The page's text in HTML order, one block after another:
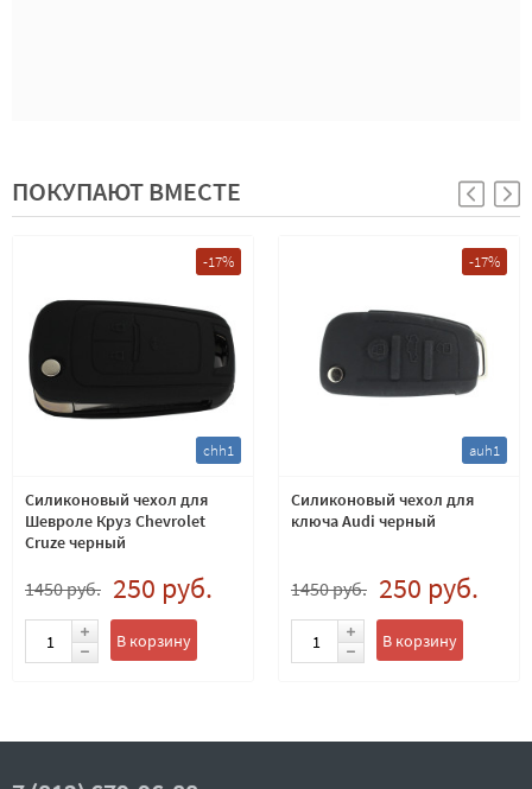
ПОКУПАЮТ ВМЕСТЕ
-17%
chh1
Силиконовый чехол для
Шевроле Круз Chevrolet
Cruze черный
1450 руб. 250 руб.
В корзину
-17%
auh1
Силиконовый чехол для
ключа Audi черный
1450 руб. 250 руб.
В корзину